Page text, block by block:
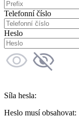
Telefonní číslo
Heslo
Síla hesla:
Heslo musí obsahovat: